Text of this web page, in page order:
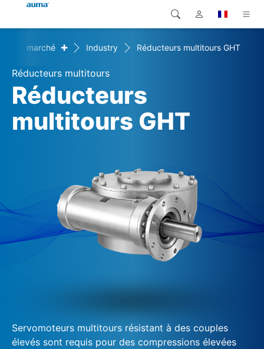
Produits
Solutions
Téléchargements
Contact
Global
Europe
Asie et Océanie
Recherche
de marché + Industry Réducteurs multitours GHT
Réducteurs multitours
Réducteurs
multitours GHT
Servomoteurs multitours résistant à des couples
élevés sont requis pour des compressions élevées